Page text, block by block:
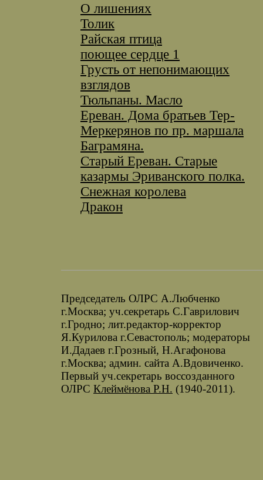
O лишениях
Толик
Райская птица
поющее сердце 1
Грусть от непонимающих
взглядов
Тюльпаны. Масло
Ереван. Дома братьев Тер-
Меркерянов по пр. маршала
Баграмяна.
Старый Ереван. Старые
казармы Эриванского полка.
Снежная королева
Дракон
Председатель ОЛРС А.Любченко
г.Москва; уч.секретарь С.Гаврилович
г.Гродно; лит.редактор-корректор
Я.Курилова г.Севастополь; модераторы
И.Дадаев г.Грозный, Н.Агафонова
г.Москва; админ. сайта А.Вдовиченко.
Первый уч.секретарь воссозданного
ОЛРС Клеймёнова Р.Н. (1940-2011).